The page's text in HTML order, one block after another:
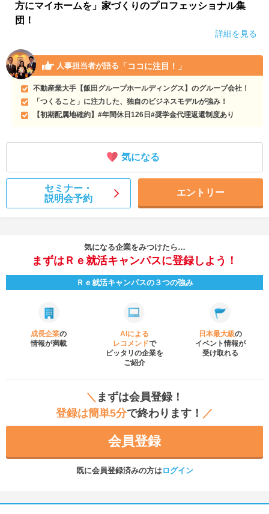
方にマイホームを」家づくりのプロフェッショナル集
団！
詳細を見る
人事担当者が語る 「ココに注目！」
不動産業大手【飯田グループホールディングス】のグループ会社！
「つくること」に注力した、独自のビジネスモデルが強み！
【初期配属地確約】#年間休日126日#奨学金代理返還制度あり
気になる
セミナー・
説明会予約
エントリー
気になる企業をみつけたら…
まずはＲｅ就活キャンパスに登録しよう！
Ｒｅ就活キャンパスの３つの強み
成長企業の
情報が満載
AIによる
レコメンドで
ピッタリの企業を
ご紹介
日本最大級の
イベント情報が
受け取れる
＼ まずは会員登録！
登録は簡単5分で終わります！ ／
会員登録
既に会員登録済みの方はログイン